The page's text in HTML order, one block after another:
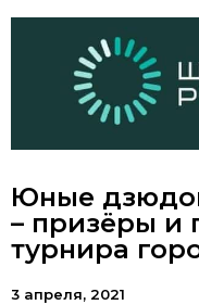
Юные
– призёры и
турнира
3 апреля, 2021